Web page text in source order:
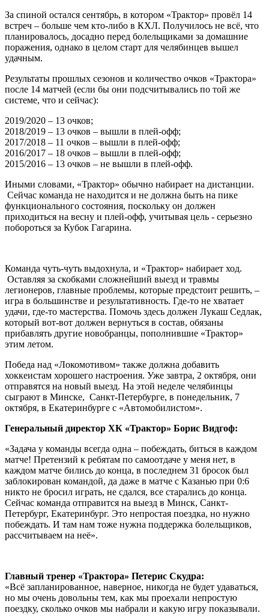
За спиной остался сентябрь, в котором «Трактор» провёл 14
встреч – больше чем кто-либо в КХЛ. Получилось не всё, что
планировалось, досадно перед болельщиками за домашние
поражения, однако в целом старт для челябинцев вышел
удачным.
Результаты прошлых сезонов и количество очков «Трактора»
после 14 матчей (если бы они подсчитывались по той же
системе, что и сейчас):
2019/2020 – 13 очков;
2018/2019 – 13 очков – вышли в плей-офф;
2017/2018 – 11 очков – вышли в плей-офф;
2016/2017 – 18 очков – вышли в плей-офф;
2015/2016 – 13 очков – не вышли в плей-офф.
Иными словами, «Трактор» обычно набирает на дистанции.
Сейчас команда не находится и не должна быть на пике
функционального состояния, поскольку он должен
приходиться на весну и плей-офф, учитывая цель - серьезно
побороться за Кубок Гагарина.
Команда чуть-чуть выдохнула, и «Трактор» набирает ход.
Оставляя за скобками сложнейший выезд и травмы
легионеров, главные проблемы, которые предстоит решить, –
игра в большинстве и результативность. Где-то не хватает
удачи, где-то мастерства. Помочь здесь должен Лукаш Седлак,
который вот-вот должен вернуться в состав, обязаны
прибавлять другие новобранцы, пополнившие «Трактор»
этим летом.
Победа над «Локомотивом» также должна добавить
хоккеистам хорошего настроения. Уже завтра, 2 октября, они
отправятся на новый выезд. На этой неделе челябинцы
сыграют в Минске, Санкт-Петербурге, в понедельник, 7
октября, в Екатеринбурге с «Автомобилистом».
Генеральный директор ХК «Трактор» Борис Видгоф:
«Задача у команды всегда одна – побеждать, биться в каждом
матче! Претензий к ребятам по самоотдаче у меня нет, в
каждом матче бились до конца, в последнем 31 бросок был
заблокирован командой, да даже в матче с Казанью при 0:6
никто не бросил играть, не сдался, все старались до конца.
Сейчас команда отправится на выезд в Минск, Санкт-
Петербург, Екатеринбург. Это непростая поездка, но нужно
побеждать. И там нам тоже нужна поддержка болельщиков,
рассчитываем на неё».
Главный тренер «Трактора» Петерис Скудра:
«Всё запланированное, наверное, никогда не будет удаваться,
но мы очень довольны тем, как мы проехали непростую
поездку, сколько очков мы набрали и какую игру показывали.